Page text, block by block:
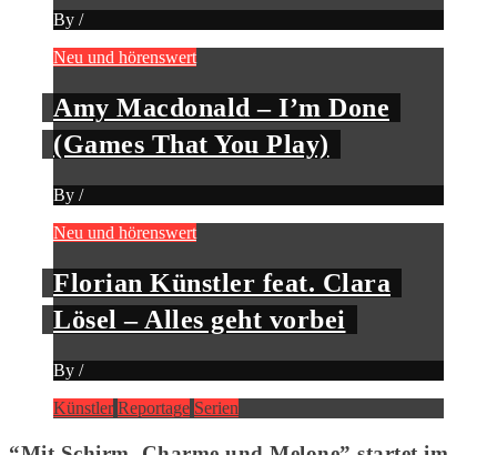
By /
Neu und hörenswert
Amy Macdonald – I’m Done
(Games That You Play)
By /
Neu und hörenswert
Florian Künstler feat. Clara
Lösel – Alles geht vorbei
By /
Künstler Reportage Serien